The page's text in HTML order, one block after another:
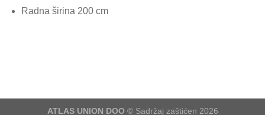
Radna širina 200 cm
ATLAS UNION DOO © Sadržaj zaštićen 2026